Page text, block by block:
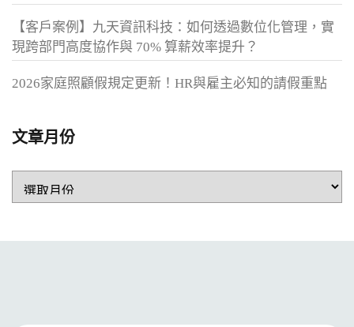
【客戶案例】九天資訊科技：如何透過數位化管理，實
現跨部門高度協作與 70% 算薪效率提升？
2026家庭照顧假規定更新！HR與雇主必知的請假重點
文章月份